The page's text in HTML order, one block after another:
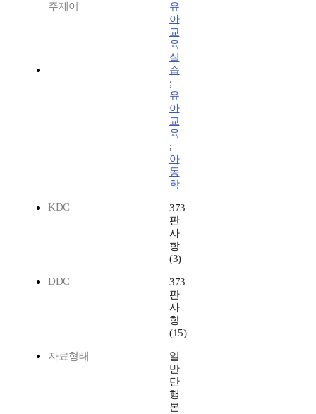
주제어
유
아
교
육
실
습
;
유
아
교
육
;
아
동
학
KDC
373
판
사
항
(3)
DDC
373
판
사
항
(15)
자료형태
일
반
단
행
본